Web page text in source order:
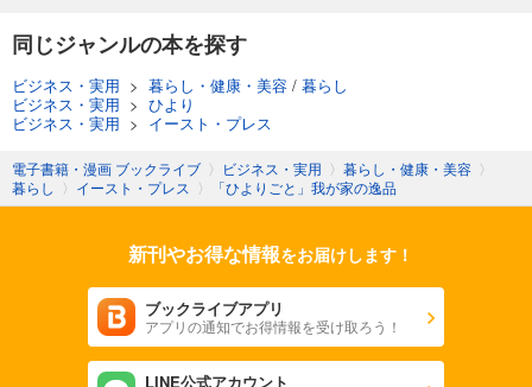
同じジャンルの本を探す
ビジネス・実用 > 暮らし・健康・美容 / 暮らし
ビジネス・実用 > ひより
ビジネス・実用 > イースト・プレス
電子書籍・漫画 ブックライブ 〉 ビジネス・実用 〉 暮らし・健康・美容 〉
暮らし 〉 イースト・プレス 〉 「ひよりごと」我が家の逸品
新刊やお得な情報をお届けします！
ブックライブアプリ
アプリの通知でお得情報を受け取ろう！
LINE公式アカウント